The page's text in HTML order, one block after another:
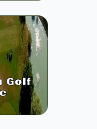
Golf